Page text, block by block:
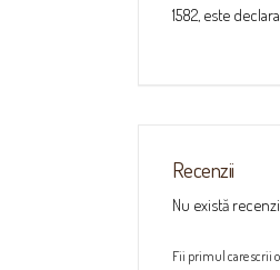
1582, este
Recenzii
Nu există
Fii primul care scrii